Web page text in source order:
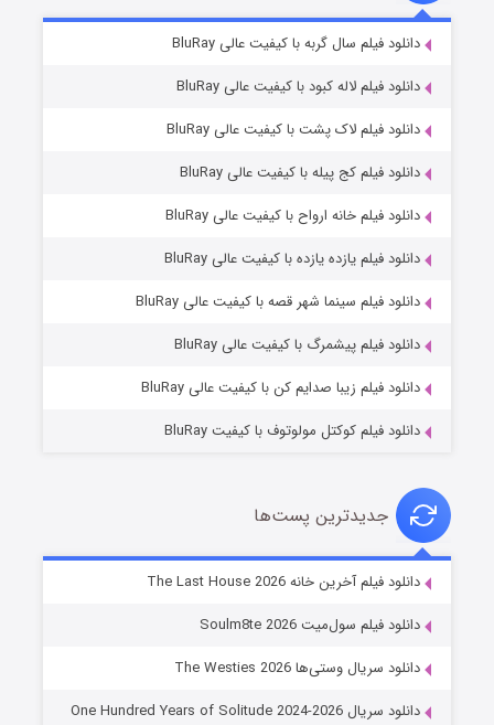
قسمت۷ (زیرنویس) منتشر شد
خاندان اژدها فصل ۳
دانلود فیلم سال گربه با کیفیت عالی BluRay
دانلود فیلم لاله کبود با کیفیت عالی BluRay
دانلود فیلم لاک پشت با کیفیت عالی BluRay
دانلود فیلم کج‌ پیله با کیفیت عالی BluRay
دانلود فیلم خانه ارواح با کیفیت عالی BluRay
دانلود فیلم یازده یازده با کیفیت عالی BluRay
دانلود فیلم سینما شهر قصه با کیفیت عالی BluRay
دانلود فیلم پیشمرگ با کیفیت عالی BluRay
دانلود فیلم زیبا صدایم کن با کیفیت عالی BluRay
دانلود فیلم کوکتل مولوتوف با کیفیت BluRay
جدیدترین پست‌ها
دانلود فیلم آخرین خانه The Last House 2026
دانلود فیلم سول‌میت Soulm8te 2026
دانلود سریال وستی‌ها The Westies 2026
دانلود سریال One Hundred Years of Solitude 2024-2026